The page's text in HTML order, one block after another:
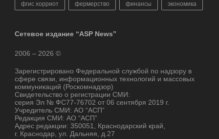
фгис хорриот фермерство финансы экономика
Сетевое издание “ASP News”
2006 – 2026 ©
Зарегистрировано Федеральной службой по надзору в
сфере связи, информационных технологий и массовых
коммуникаций (Роскомнадзор)
Свидетельство о регистрации СМИ:
серия Эл № ФС77-76702 от 06 сентября 2019 г.
Учредитель СМИ: АО “АСП”
Редакция СМИ: АО “АСП”
Адрес редакции: 350051, Краснодарский край,
г. Краснодар, ул. Дальняя, д.27